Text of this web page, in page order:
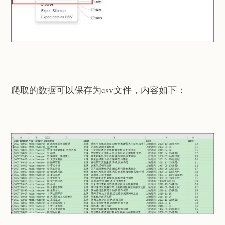
爬取的数据可以保存为csv文件，内容如下：